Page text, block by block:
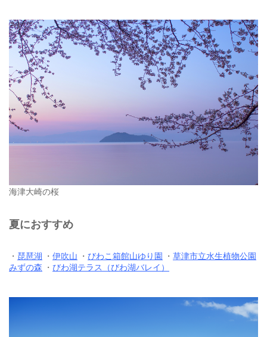
海津大崎の桜
夏におすすめ
・ 琵琶湖 ・ 伊吹山 ・ びわこ箱館山ゆり園 ・ 草津市立水生植物公園
みずの森 ・ びわ湖テラス（びわ湖バレイ）